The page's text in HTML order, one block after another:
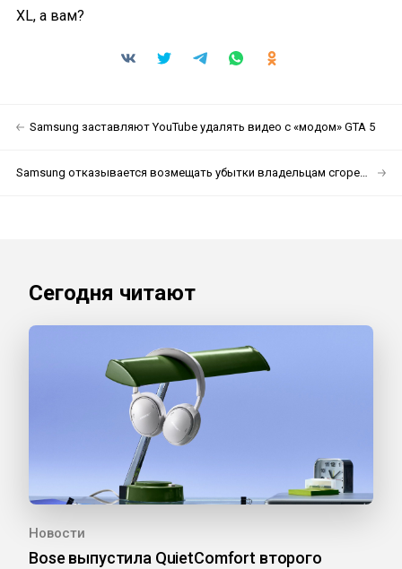
XL, а вам?
Samsung заставляют YouTube удалять видео с «модом» GTA 5
Samsung отказывается возмещать убытки владельцам сгоревших Note 7
Сегодня читают
Новости
Bose выпустила QuietComfort второго